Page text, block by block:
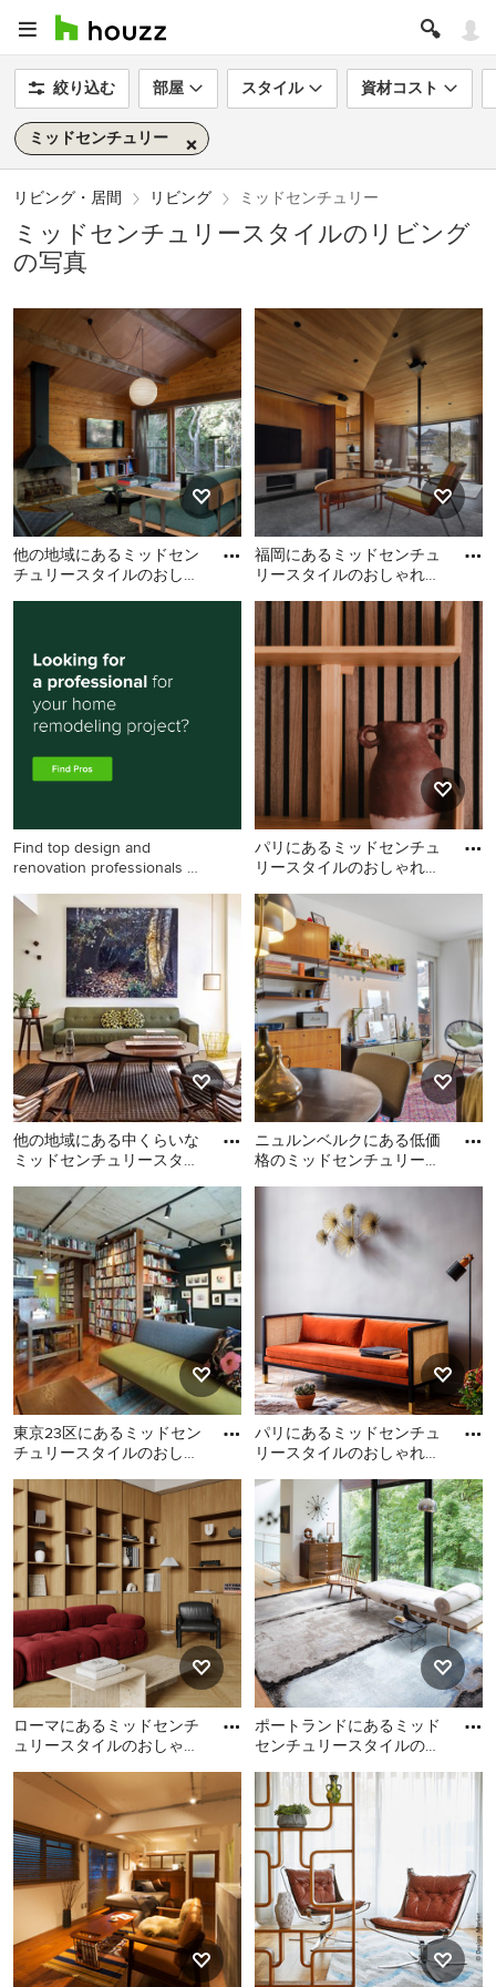
絞り込む 部屋 スタイル 資材コスト
ミッドセンチュリー
リビング・居間 リビング ミッドセンチュリー
ミッドセンチュリースタイルのリビング
の写真
他の地域にあるミッドセン
チュリースタイルのおしゃ
他の地域にあるミッドセン
れなリビングの写真
福岡にあるミッドセンチュ
リースタイルのおしゃれな
福岡にあるミッドセンチュ
リースタイルのおしゃれな
リビングの写真
Find top design and
renovation professionals on
パリにあるミッドセンチュ
リースタイルのおしゃれな
パリにあるミッドセンチュ
リースタイルのおしゃれな
リビングの写真
他の地域にある中くらいな
ミッドセンチュリースタイ
(白い壁、淡色無垢フローリ
ン
他の地域にある中くらいな
ミッドセンチュリースタイ
ルのおしゃれなリビング (白
い壁、淡色無垢フローリン
グ、暖炉なし、テレビなし)
の写真
ニュルンベルクにある低価
格のミッドセンチュリース
グ (緑の壁) の写真
ニュルンベルクにある低価
格のミッドセンチュリース
タイルのおしゃれなリビン
グ (緑の壁) の写真
東京23区にあるミッドセン
チュリースタイルのおしゃ
東京23区にあるミッドセン
チュリースタイルのおしゃ
れなリビングの写真
パリにあるミッドセンチュ
リースタイルのおしゃれな
パリにあるミッドセンチュ
リースタイルのおしゃれな
リビングの写真
ローマにあるミッドセンチ
ュリースタイルのおしゃれ
ローマにあるミッドセンチ
ュリースタイルのおしゃれ
なリビングの写真
ポートランドにあるミッド
センチュリースタイルのお
ポートランドにあるミッド
センチュリースタイルのお
しゃれなリビングの写真